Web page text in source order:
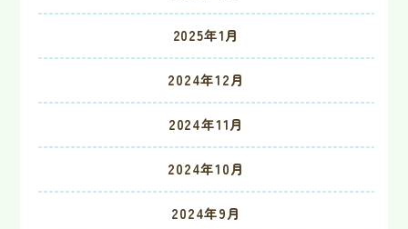
2025年1月
2024年12月
2024年11月
2024年10月
2024年9月